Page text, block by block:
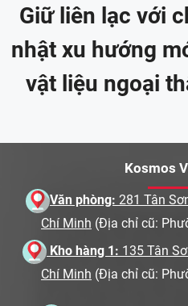
Giữ liên lạc với
nhật xu hướng
vật liệu ngoại
Kosmos
Văn phòng: 281 Tân
Chí Minh (Địa chỉ cũ:
Kho hàng 1: 135 Tân
Chí Minh (Địa chỉ cũ: